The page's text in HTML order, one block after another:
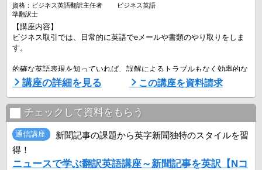
資格：ビジネス英語翻訳主任者 ビジネス英語
準翻訳士
【講座内容】
ビジネス取引では、日常的に英語でeメールや書類のやり取りをしま
す。
的確な英語表現を知っていれば、誤解によるトラブルもなく効率的な
仕事が行え、必要な情報も入手しやすくなります。
販売や技術内容の文書を題材に、簡潔な訳文つくりを訓練します。
セールス営業もテクニカルの知識がなくては進展しない時代です。
技術文書では、内容の理解とともにその分野特有の正確な用語を確認
し、販売・営業や技術部門の用語、言い回しにも触れます。
発注・交渉・契約・苦情など一連の取引文書やビジネス現場で使う文
...
講座の詳細を見る この講座を資料請求
チェックして資料をもらう
通信講座
新聞記事の課題から英字新聞独特のスタイルを習
得！
ニュースで学ぶ翻訳英語講座～新聞記事を英訳【Nコ